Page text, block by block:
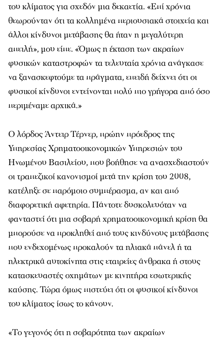
του κλίματος για σχεδόν μια δεκαετία. «Επί χρόνια
θεωρούνταν ότι τα κολλημένα περιουσιακά στοιχεία και
άλλοι κίνδυνοι μετάβασης θα ήταν η μεγαλύτερη
απειλή», μου είπε. «Όμως η έκταση των ακραίων
φυσικών καταστροφών τα τελευταία χρόνια ανάγκασε
να ξανασκεφτούμε τα πράγματα, επειδή δείχνει ότι οι
φυσικοί κίνδυνοι εντείνονται πολύ πιο γρήγορα από όσο
περιμέναμε αρχικά.»
Ο λόρδος Άντειρ Τέρνερ, πρώην πρόεδρος της
Υπηρεσίας Χρηματοοικονομικών Υπηρεσιών του
Ηνωμένου Βασιλείου, που βοήθησε να ανασχεδιαστούν
οι τραπεζικοί κανονισμοί μετά την κρίση του 2008,
κατέληξε σε παρόμοιο συμπέρασμα, αν και από
διαφορετική αφετηρία. Πάντοτε δυσκολευόταν να
φανταστεί ότι μια σοβαρή χρηματοοικονομική κρίση θα
μπορούσε να προκληθεί από τους κινδύνους μετάβασης
που ενδεχομένως προκαλούν τα ηλιακά πάνελ ή τα
ηλεκτρικά αυτοκίνητα στις εταιρείες άνθρακα ή στους
κατασκευαστές οχημάτων με κινητήρα εσωτερικής
καύσης. Τώρα όμως πιστεύει ότι οι φυσικοί κίνδυνοι
του κλίματος ίσως το κάνουν.
«Το γεγονός ότι η σοβαρότητα των ακραίων